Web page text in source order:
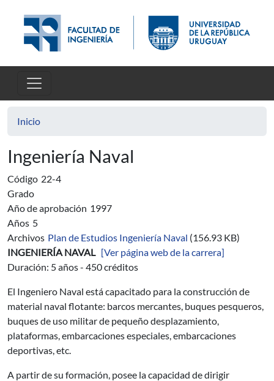
Inicio
Ingeniería Naval
Código 22-4
Grado
Año de aprobación 1997
Años 5
Archivos Plan de Estudios Ingeniería Naval (156.93 KB)
INGENIERÍA NAVAL [Ver página web de la carrera]
Duración: 5 años - 450 créditos
El Ingeniero Naval está capacitado para la construcción de
material naval flotante: barcos mercantes, buques pesqueros,
buques de uso militar de pequeño desplazamiento,
plataformas, embarcaciones especiales, embarcaciones
deportivas, etc.
A partir de su formación, posee la capacidad de dirigir